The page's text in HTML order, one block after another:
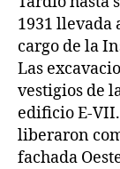
1931 llevada
cargo de la
Las
vestigios de
edificio E-VII.
liberaron
fachada